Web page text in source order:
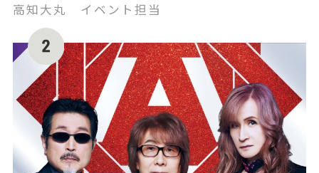
高知大丸 イベント担当